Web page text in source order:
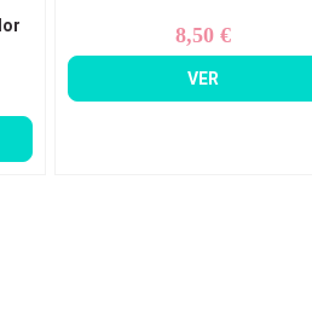
Precio
8,50 €
VER